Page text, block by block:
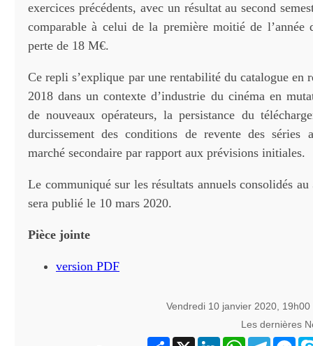
exercices précédents, avec un résultat au second
comparable à celui de la première moitié de l’année
perte de 18 M€.
Ce repli s’explique par une rentabilité du catalogue en
2018 dans un contexte d’industrie du cinéma en
de nouveaux opérateurs, la persistance du
durcissement des conditions de revente des séries
marché secondaire par rapport aux prévisions initiales.
Le communiqué sur les résultats annuels consolidés au
sera publié le 10 mars 2020.
Pièce jointe
version PDF
Vendredi 10 janvier 2020,
Les dernières
Partager
X LinkedInWhatsAppTelegram